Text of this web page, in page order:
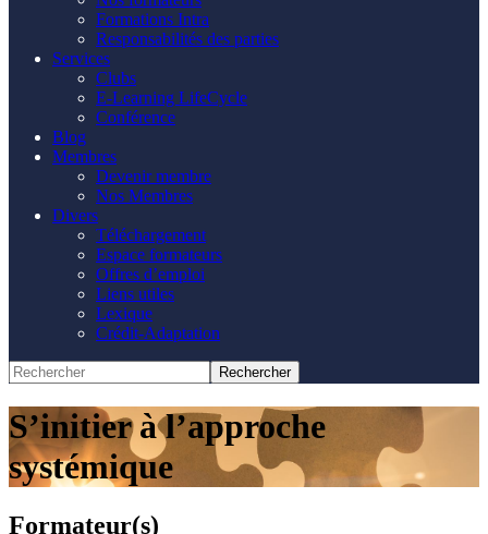
Formations Intra
Responsabilités des parties
Services
Clubs
E-Learning LifeCycle
Conférence
Blog
Membres
Devenir membre
Nos Membres
Divers
Téléchargement
Espace formateurs
Offres d’emploi
Liens utiles
Lexique
Crédit-Adaptation
S’initier à l’approche
systémique
Formateur(s)